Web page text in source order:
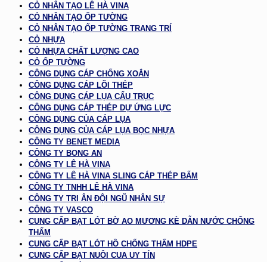
CỎ NHÂN TẠO LÊ HÀ VINA
CỎ NHÂN TẠO ỐP TƯỜNG
CỎ NHÂN TẠO ỐP TƯỜNG TRANG TRÍ
CỎ NHỰA
CỎ NHỰA CHẤT LƯỢNG CAO
CỎ ỐP TƯỜNG
CÔNG DỤNG CÁP CHỐNG XOẮN
CÔNG DỤNG CÁP LÕI THÉP
CÔNG DỤNG CÁP LỤA CẨU TRỤC
CÔNG DỤNG CÁP THÉP DỰ ỨNG LỰC
CÔNG DỤNG CỦA CÁP LỤA
CÔNG DỤNG CỦA CÁP LỤA BỌC NHỰA
CÔNG TY BENET MEDIA
CÔNG TY BONG AN
CÔNG TY LÊ HÀ VINA
CÔNG TY LÊ HÀ VINA SLING CÁP THÉP BẤM
CÔNG TY TNHH LÊ HÀ VINA
CÔNG TY TRI ÂN ĐỘI NGŨ NHÂN SỰ
CÔNG TY VASCO
CUNG CẤP BẠT LÓT BỜ AO MƯƠNG KÈ DẪN NƯỚC CHỐNG
THẤM
CUNG CẤP BẠT LÓT HỒ CHỐNG THẤM HDPE
CUNG CẤP BẠT NUÔI CUA UY TÍN